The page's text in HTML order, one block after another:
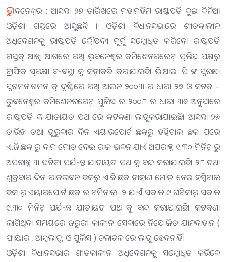
ଭୁବନେଶ୍ୱର : ଆସନ୍ତା ୨୭ ତାରିଖରେ ମହାମହିମ ରାଷ୍ଟପତି ଦୁଇ ଦିନିଆ
ଓଡ଼ିଶା ଗସ୍ତରେ ଆସୁଛନ୍ତି । ଓଡ଼ିଶା ବିଧାନସଭାରେ ଶୀତକାଳୀନ
ଅଧିବେଶନକୁ ରାଷ୍ଟପତି ଦ୍ରୌପଦୀ ମୁର୍ମୁ ସମ୍ବୋଧିତ କରିବେ। ରାଷ୍ଟପତି
ଗସ୍ତକୁ ଆଖି ଆଗରେ ରଖି ଭୁବନେଶ୍ବର କମିଶେନରରେଟ୍‌ ପୁଲିସ ପକ୍ଷରୁ
ଟ୍ରାଫିକ ସୁରକ୍ଷା ବ୍ୟବସ୍ଥା କୁ କଡ଼ାକଡ଼ି କରାଯାଇଛି। ଭି.ଆଇ. ପି ଙ୍କ ସୁରକ୍ଷା
ସୁଗମନାଗମନ କୁ ଦୃଷ୍ଟି‌ରେ ରଖି ଆଇନ ୨୦୦୩ ର ଧାରା ୨୭ ଓ କଟକ –
ଭୁବନେଶ୍ବର କମିଶେନରରେଟ୍‌ ପୁଲିସ ର ୨୦୦୮ ର ଧାରା ୩୬ ଅନୁସାରେ
ରାଷ୍ଟପତି ଙ୍କ ଯାତାୟତ ପଥ ରେ କଟକଣା ଲାଗୁକରାଯାଇଛି। ଆସନ୍ତା ୨୭
ତାରିଖ ତଥା ଗୁରୁବାର ଦିନ ଏୟାରପୋର୍ଟ ଛକରୁ ହସ୍ପିଟାଲ ଛକ ପରେ
ଏ.ଜି.ଛକ ରୁ ବାମ ମୋଡ଼ ଦେଇ ରାଜ ଭବନ ଯାଏଁ ଅପରାହ୍ନ ୧.୩୦ ମିନିଟ୍‌ ରୁ
ଅପରାହ୍ନ ୩ ଘଟିକା ପର୍ଯ୍ୟନ୍ତ ଯାତାୟତ ପଥ କୁ ବନ୍ଦ କରାଯାଇଛି। ୨୮ ତଥା
ଶୁକ୍ରବାର ଦିନ ରାଜଭବନ ଛକରୁ ଏ.ଜି.ଛକ ଡ଼ାହାଣ ମୋଡ଼ ନେଇ ହସ୍ପିଟାଲ
ଛକ ରୁ ଏୟାରପୋର୍ଟ ଛକ ର ଟର୍ମିନାଲ -୨ ଯାଏଁ ସକାଳ ୯ ଘଟିକାରୁ ସକାଳ
୯.୩୦ ମିନିଟ୍ ପର୍ଯ୍ୟନ୍ତ ଯାତାୟତ ପଥ କୁ ବନ୍ଦ କରାଯାଇଛି। କଟକଣା
ଲାଗିଥିବା ସମୟରେ ଜରୁରୀ କାଳୀନ ସେବାରେ ନିଯୋଜିତ ଯାନବାହାନ (
ଫାୟାର , ଆମ୍ବଲାନ୍ସ, ଓ ପୁଲିସ ) ଚଳାଚଳ ରେ ଲାଗୁ ହେବନାହିଁ।
ଓଡ଼ିଶା ବିଧାନସଭାର ଶୀତକାଳୀନ ଅଧିବେଶନକୁ ସମ୍ବୋଧିତ କରିବେ